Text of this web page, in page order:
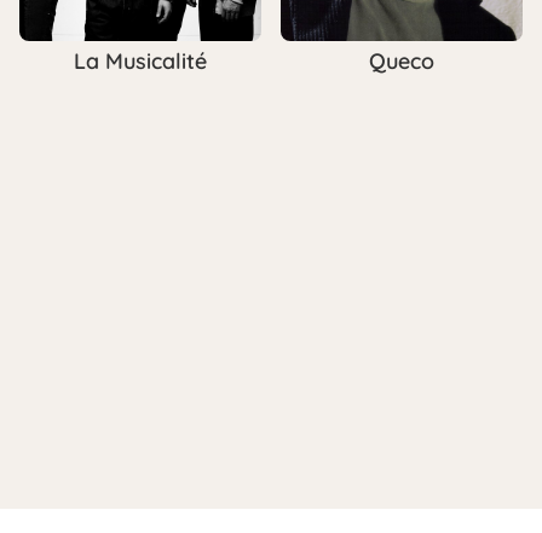
La Musicalité Queco